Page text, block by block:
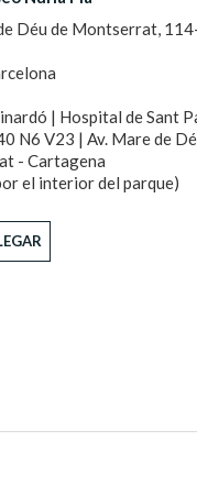
Déu de Montserrat,
| Hospital de Sant
N6 V23 | Av. Mare de
- Cartagena
el interior del parque)